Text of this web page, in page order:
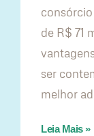
de R$ 71
ser
melhor
Leia Mais »